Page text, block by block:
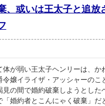
、或いは王太子と追放
体が弱い王太子ヘンリーは、か
嬢イライザ・アッシャーのこ
見の間で婚約破棄しようとした
「婚約者とこんにゃく破棄」だ